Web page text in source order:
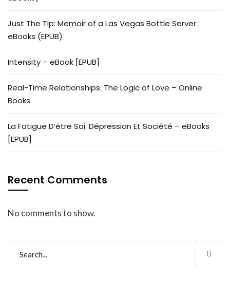
Just The Tip: Memoir of a Las Vegas Bottle Server :
eBooks (EPUB)
Intensity – eBook [EPUB]
Real-Time Relationships: The Logic of Love – Online
Books
La Fatigue D’être Soi: Dépression Et Société – eBooks
[EPUB]
Recent Comments
No comments to show.